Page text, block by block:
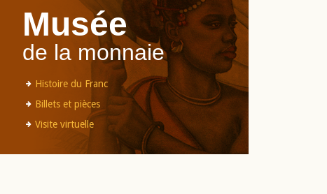
Musée
de la monnaie
Histoire du Franc
Billets et pièces
Visite virtuelle